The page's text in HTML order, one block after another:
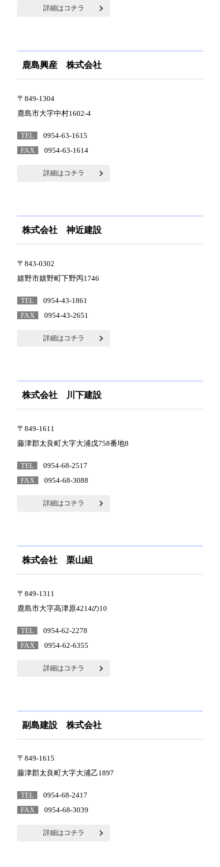
詳細はコチラ
鹿島興産 株式会社
〒849-1304
鹿島市大字中村1602-4
TEL
0954-63-1615
FAX
0954-63-1614
詳細はコチラ
株式会社 神近建設
〒843-0302
嬉野市嬉野町下野丙1746
TEL
0954-43-1861
FAX
0954-43-2651
詳細はコチラ
株式会社 川下建設
〒849-1611
藤津郡太良町大字大浦戊758番地8
TEL
0954-68-2517
FAX
0954-68-3088
詳細はコチラ
株式会社 栗山組
〒849-1311
鹿島市大字高津原4214の10
TEL
0954-62-2278
FAX
0954-62-6355
詳細はコチラ
副島建設 株式会社
〒849-1615
藤津郡太良町大字大浦乙1897
TEL
0954-68-2417
FAX
0954-68-3039
詳細はコチラ